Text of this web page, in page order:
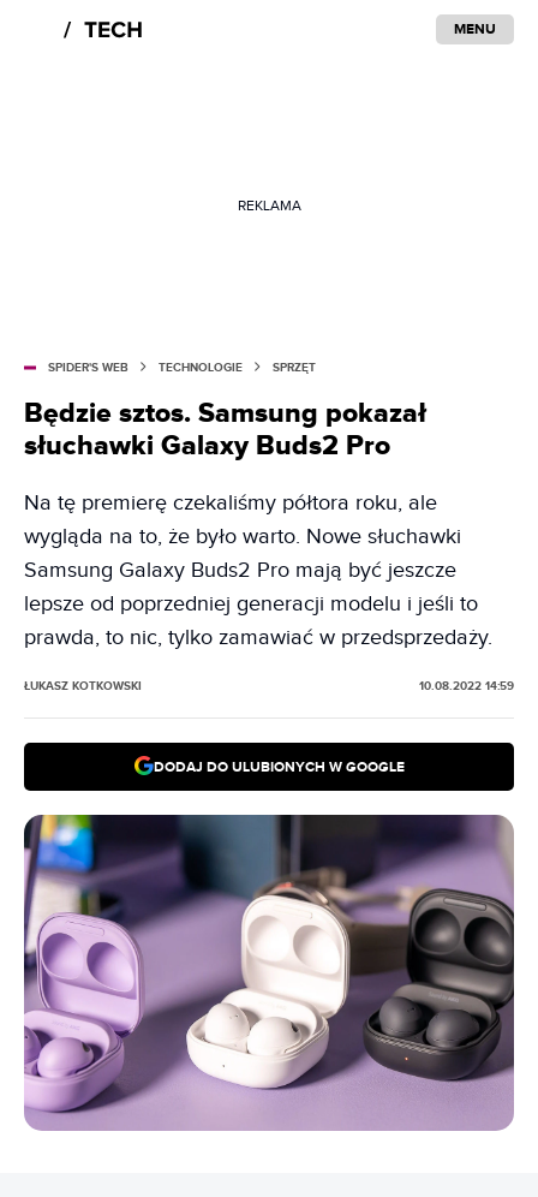
MENU
REKLAMA
SPIDER'S WEB TECHNOLOGIE SPRZĘT
Będzie sztos. Samsung pokazał
słuchawki Galaxy Buds2 Pro
Na tę premierę czekaliśmy półtora roku, ale
wygląda na to, że było warto. Nowe słuchawki
Samsung Galaxy Buds2 Pro mają być jeszcze
lepsze od poprzedniej generacji modelu i jeśli to
prawda, to nic, tylko zamawiać w przedsprzedaży.
ŁUKASZ KOTKOWSKI 10.08.2022 14:59
DODAJ DO ULUBIONYCH W GOOGLE